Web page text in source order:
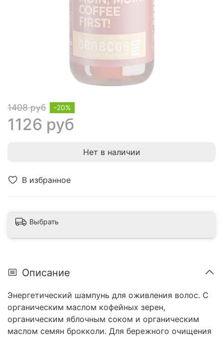
В избранное
1408 руб
1126 руб
-20%
Нет в наличии
Выбрать
Описание
Энергетический шампунь для оживления волос. С
органическим маслом кофейных зерен,
органическим яблочным соком и органическим
маслом семян брокколи. Для бережного очищения